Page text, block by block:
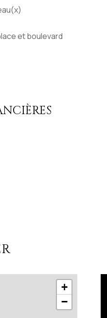
et boulevard
+
−